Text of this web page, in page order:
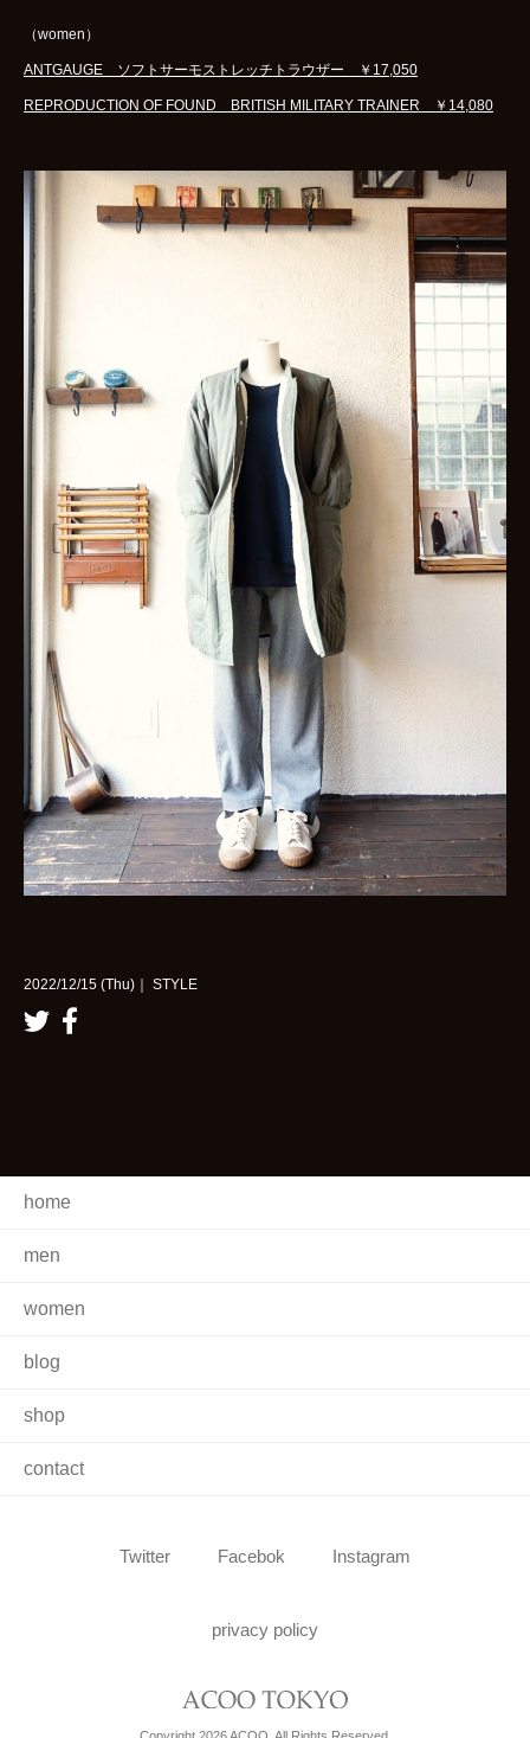
（women）
ANTGAUGE ソフトサーモストレッチトラウザー ￥17,050
REPRODUCTION OF FOUND BRITISH MILITARY TRAINER ￥14,080
2022/12/15 (Thu)｜ STYLE
home
men
women
blog
shop
contact
Twitter Facebok Instagram
privacy policy